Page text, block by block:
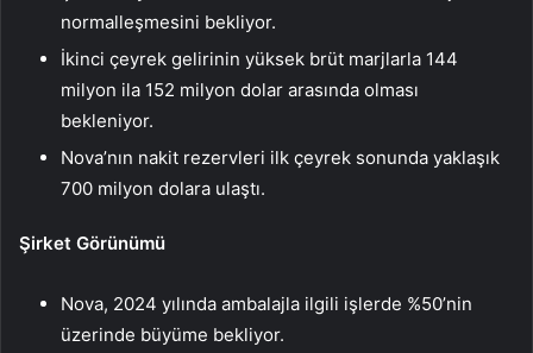
normalleşmesini bekliyor.
İkinci çeyrek gelirinin yüksek brüt marjlarla 144
milyon ila 152 milyon dolar arasında olması
bekleniyor.
Nova’nın nakit rezervleri ilk çeyrek sonunda yaklaşık
700 milyon dolara ulaştı.
Şirket Görünümü
Nova, 2024 yılında ambalajla ilgili işlerde %50’nin
üzerinde büyüme bekliyor.